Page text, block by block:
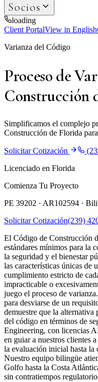
Socios
loading
Client PortalView in English
Varianza del Código
Proceso de
Construcción
Simplificamos el complejo
Construcción de Florida
Solicitar Cotización
Licenciado en Florida
Comienza Tu Proyecto
PE 39202 · AR102594 ·
Solicitar Cotización(239)
El Código de Construcción
estándares mínimos para la
la seguridad y el bienestar
las características únicas de
cumplimiento estricto de
impracticable o
juego el proceso de
para desviarse de un
demuestre que la alternativa
del código en términos de
Engineering, con licencias
en guiar a nuestros clientes
la evaluación inicial hasta la
Nuestro equipo bilingüe
Golfo hasta la Costa
sin contratiempos